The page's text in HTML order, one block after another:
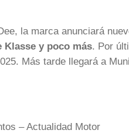
la marca anunciará
Klasse y poco más. Por
Más tarde llegará a
– Actualidad Motor